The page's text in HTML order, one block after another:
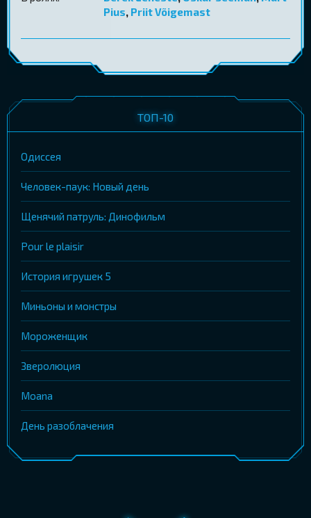
Pius, Priit Võigemast
ТОП-10
Одиссея
Человек-паук: Новый день
Щенячий патруль: Динофильм
Pour le plaisir
История игрушек 5
Миньоны и монстры
Мороженщик
Зверолюция
Moana
День разоблачения